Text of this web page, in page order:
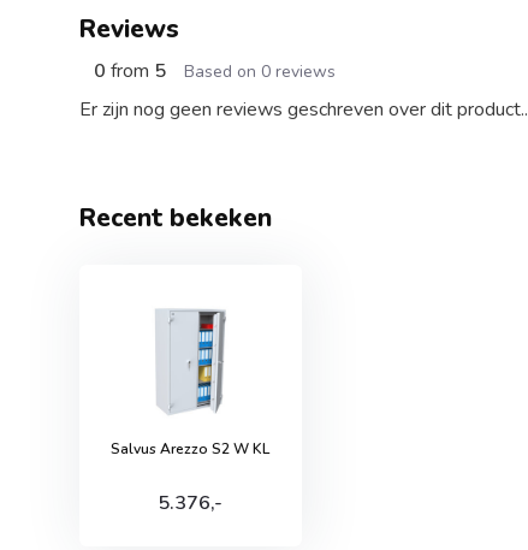
Reviews
0 from 5 Based on 0 reviews
Er zijn nog geen reviews geschreven over dit product..
Recent bekeken
Salvus Arezzo S2 W KL
5.376,-